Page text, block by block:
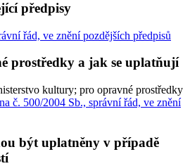
předpisy
řád, ve znění pozdějších předpisů
prostředky a jak se uplatňují
kultury; pro opravné prostředky
č. 500/2004 Sb., správní řád, ve znění
být uplatněny v případě